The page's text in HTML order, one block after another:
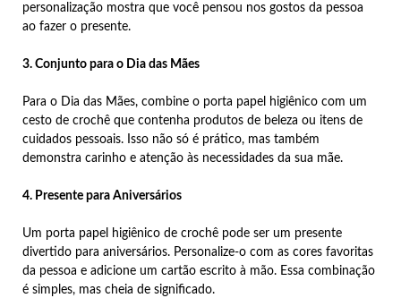
personalização mostra que você pensou nos gostos da pessoa
ao fazer o presente.
3. Conjunto para o Dia das Mães
Para o Dia das Mães, combine o porta papel higiênico com um
cesto de crochê que contenha produtos de beleza ou itens de
cuidados pessoais. Isso não só é prático, mas também
demonstra carinho e atenção às necessidades da sua mãe.
4. Presente para Aniversários
Um porta papel higiênico de crochê pode ser um presente
divertido para aniversários. Personalize-o com as cores favoritas
da pessoa e adicione um cartão escrito à mão. Essa combinação
é simples, mas cheia de significado.